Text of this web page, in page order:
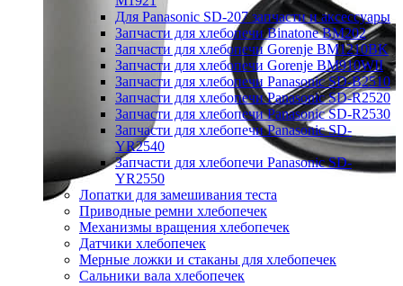
Для Panasonic SD-207 запчасти и аксессуары
Запчасти для хлебопечи Binatone BM202
Запчасти для хлебопечи Gorenje BM1210BK
Запчасти для хлебопечи Gorenje BM910WII
Запчасти для хлебопечи Panasonic SD-B2510
Запчасти для хлебопечи Panasonic SD-R2520
Запчасти для хлебопечи Panasonic SD-R2530
Запчасти для хлебопечи Panasonic SD-
YR2540
Запчасти для хлебопечи Panasonic SD-
YR2550
Лопатки для замешивания теста
Приводные ремни хлебопечек
Механизмы вращения хлебопечек
Датчики хлебопечек
Мерные ложки и стаканы для хлебопечек
Сальники вала хлебопечек